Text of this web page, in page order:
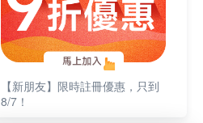
【新朋友】限時註冊優惠，只到
8/7！